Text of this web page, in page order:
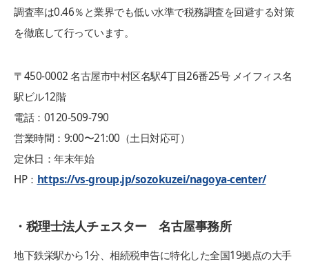
調査率は0.46％と業界でも低い水準で税務調査を回避する対策
を徹底して行っています。
〒450-0002 名古屋市中村区名駅4丁目26番25号 メイフィス名
駅ビル12階
電話：0120-509-790
営業時間：9:00〜21:00（土日対応可）
定休日：年末年始
HP： https://vs-group.jp/sozokuzei/nagoya-center/
・税理士法人チェスター 名古屋事務所
地下鉄栄駅から1分、相続税申告に特化した全国19拠点の大手